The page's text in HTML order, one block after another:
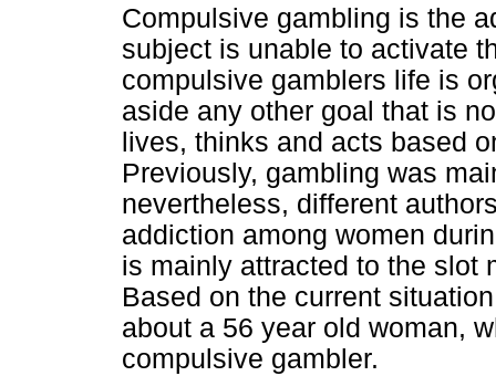
Compulsive gambling is the
subject is unable to activate
compulsive gamblers life is
aside any other goal that is
lives, thinks and acts based
Previously, gambling was
nevertheless, different
addiction among women
is mainly attracted to the slot
Based on the current
about a 56 year old woman,
compulsive gambler.